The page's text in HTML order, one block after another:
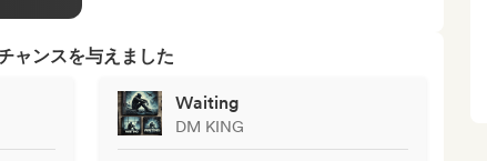
ャンスを与えました
Waiting
DM KING